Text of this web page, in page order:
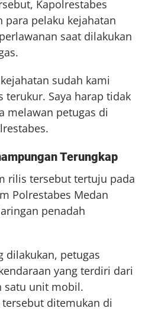
Kapolrestabes
para pelaku kejahatan
saat dilakukan
sudah kami
terukur. Saya harap tidak
melawan petugas di
Terungkap
rilis tersebut tertuju pada
Polrestabes Medan
penadah
dilakukan, petugas
yang terdiri dari
satu unit mobil.
ditemukan di